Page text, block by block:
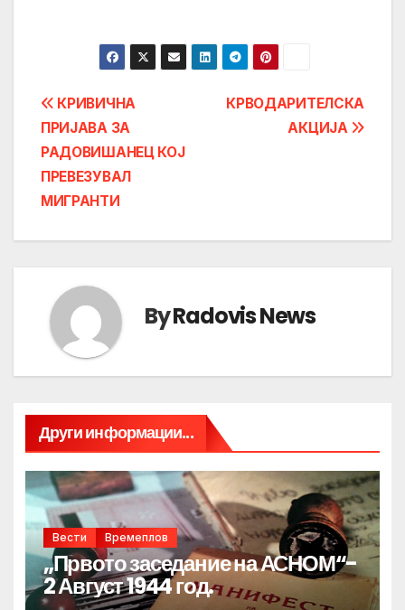
Post
navigation
КРВОДАРИТЕЛСКА
АКЦИЈА
КРИВИЧНА
ПРИЈАВА ЗА
РАДОВИШАНЕЦ КОЈ
ПРЕВЕЗУВАЛ
МИГРАНТИ
ByRadovis News
Други информации...
Вести Времеплов
„Првото заседание на АСНОМ“-
2 Август 1944 год.